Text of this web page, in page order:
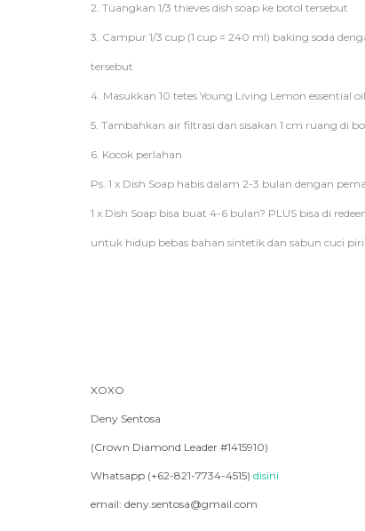
2. Tuangkan 1/3 thieves dish soap ke botol tersebut
3. Campur 1/3 cup (1 cup = 240 ml) baking soda
tersebut
4. Masukkan 10 tetes Young Living Lemon essential oil
5. Tambahkan air filtrasi dan sisakan 1 cm ruang di
6. Kocok perlahan
Ps. 1 x Dish Soap habis dalam 2-3 bulan dengan
1 x Dish Soap bisa buat 4-6 bulan? PLUS bisa di
untuk hidup bebas bahan sintetik dan sabun cuci
XOXO
Deny Sentosa
(Crown Diamond Leader #1415910)
Whatsapp (+62-821-7734-4515) disini
email: deny.sentosa@gmail.com